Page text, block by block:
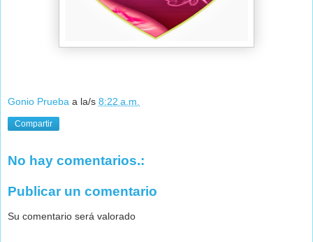
Gonio Prueba a la/s 8:22 a.m.
Compartir
No hay comentarios.:
Publicar un comentario
Su comentario será valorado